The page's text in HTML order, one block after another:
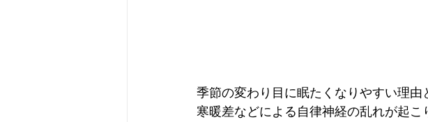
季節の変わり目に眠たくなりやすい理由
寒暖差などによる自律神経の乱れが起